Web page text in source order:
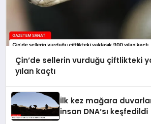
Çin’de sellerin vurduğu çiftlikteki
yılan kaçtı
İlk kez mağara
insan DNA’sı keşfedildi